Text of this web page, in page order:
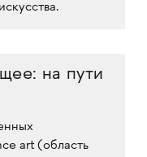
на пути
art (область